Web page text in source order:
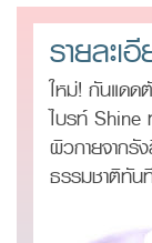
รายละ
ใหม่! กันแดด
ไบรท์ Shine
ผิวกายจากรั
ธรรมชาติทัน